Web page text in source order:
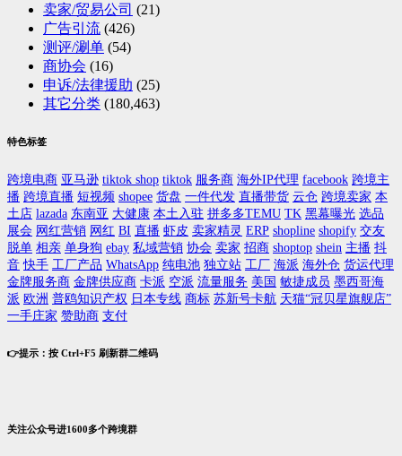
卖家/贸易公司 (21)
广告引流 (426)
测评/涮单 (54)
商协会 (16)
申诉/法律援助 (25)
其它分类 (180,463)
特色标签
跨境电商 亚马逊 tiktok shop tiktok 服务商 海外IP代理 facebook 跨境主
播 跨境直播 短视频 shopee 货盘 一件代发 直播带货 云仓 跨境卖家 本
土店 lazada 东南亚 大健康 本土入驻 拼多多TEMU TK 黑幕曝光 选品
展会 网红营销 网红 BI 直播 虾皮 卖家精灵 ERP shopline shopify 交友
脱单 相亲 单身狗 ebay 私域营销 协会 卖家 招商 shoptop shein 主播 抖
音 快手 工厂产品 WhatsApp 纯电池 独立站 工厂 海派 海外仓 货运代理
金牌服务商 金牌供应商 卡派 空派 流量服务 美国 敏捷成员 墨西哥海
派 欧洲 普鸥知识产权 日本专线 商标 苏新号卡航 天猫“冠贝星旗舰店”
一手庄家 赞助商 支付
👉提示：按 Ctrl+F5 刷新群二维码
关注公众号进1600多个跨境群